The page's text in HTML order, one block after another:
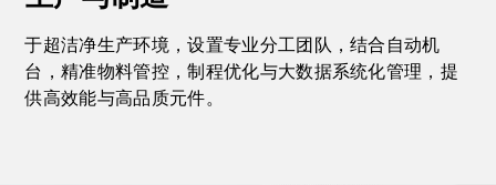
于超洁净生产环境，设置专业分工团队，结合自动机
台，精准物料管控，制程优化与大数据系统化管理，提
供高效能与高品质元件。